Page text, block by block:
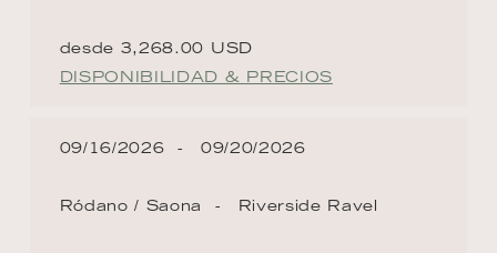
desde 3,268.00 USD
DISPONIBILIDAD & PRECIOS
09/16/2026 09/20/2026
Ródano / Saona Riverside Ravel